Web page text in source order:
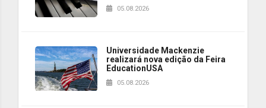
05.08.2026
Universidade Mackenzie
realizará nova edição da Feira
EducationUSA
05.08.2026